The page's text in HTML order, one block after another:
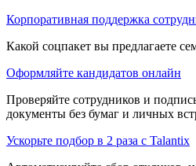
Корпоративная поддержка
Какой соцпакет вы предлагаете
Оформляйте кандидатов онлайн
Проверяйте сотрудников и
документы без бумаг и личных
Ускорьте подбор в 2 раза с Talantix